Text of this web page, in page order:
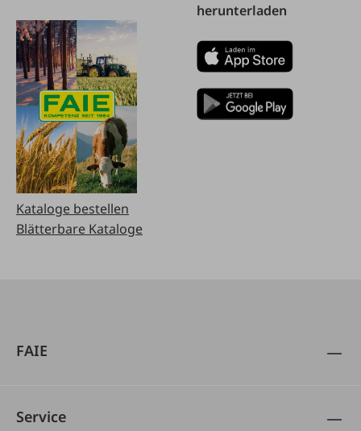
Kataloge bestellen
Blätterbare Kataloge
herunterladen
FAIE
Service